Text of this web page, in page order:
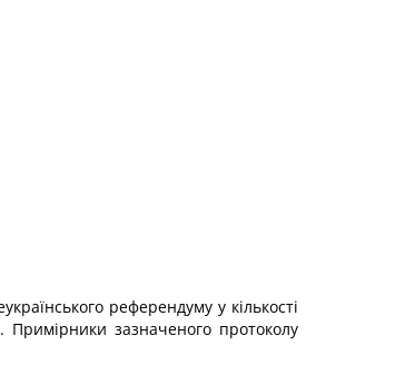
референдуму у кількості
Примірники зазначеного протоколу